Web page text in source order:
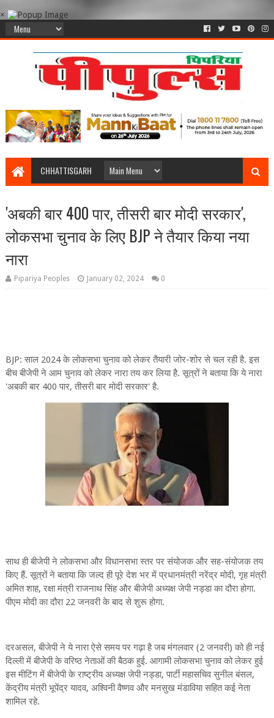
×
CHHATTISGARH
'अबकी बार 400 पार, तीसरी बार मोदी सरकार',
लोकसभा चुनाव के लिए BJP ने तैयार किया नया
नारा
Pipariya Peoples January 02, 2024 0
BJP: साल 2024 के लोकसभा चुनाव को लेकर तैयारी जोर-शोर से चल रही है. इस
बीच बीजेपी ने आम चुनाव को लेकर नारा तय कर लिया है. सूत्रों ने बताया कि ये नारा
'अबकी बार 400 पार, तीसरी बार मोदी सरकार' है.
साथ ही बीजेपी ने लोकसभा और विधानसभा स्तर पर संयोजक और सह-संयोजक तय
किए हैं. सूत्रों ने बताया कि जल्द ही पूरे देश भर में प्रधानमंत्री नरेंद्र मोदी, गृह मंत्री
अमित शाह, रक्षा मंत्री राजनाथ सिंह और बीजेपी अध्यक्ष जेपी नड्डा का दौरा होगा.
पीएम मोदी का दौरा 22 जनवरी के बाद से शुरू होगा.
दरअसल, बीजेपी ने ये नारा ऐसे समय पर गढ़ा है जब मंगलवार (2 जनवरी) को ही नई
दिल्ली में बीजेपी के वरिष्ठ नेताओं की बैठक हुई. आगामी लोकसभा चुनाव को लेकर हुई
इस मीटिंग में बीजेपी के राष्ट्रीय अध्यक्ष जेपी नड्डा, पार्टी महासचिव सुनील बंसल,
केंद्रीय मंत्री भूपेंद्र यादव, अश्विनी वैष्णव और मनसुख मंडाविया सहित कई नेता
शामिल रहे.